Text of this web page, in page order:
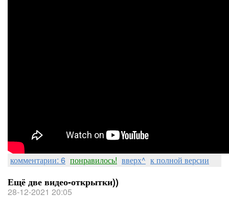
комментарии: 6 понравилось! вверх^ к полной версии
Ещё две видео-открытки))
28-12-2021 20:05